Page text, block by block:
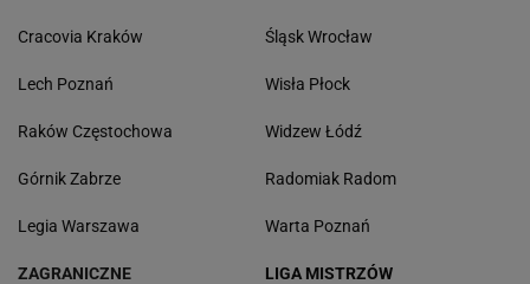
Cracovia Kraków
Lech Poznań
Raków Częstochowa
Górnik Zabrze
Legia Warszawa
Śląsk Wrocław
Wisła Płock
Widzew Łódź
Radomiak Radom
Warta Poznań
ZAGRANICZNE LIGA MISTRZÓW